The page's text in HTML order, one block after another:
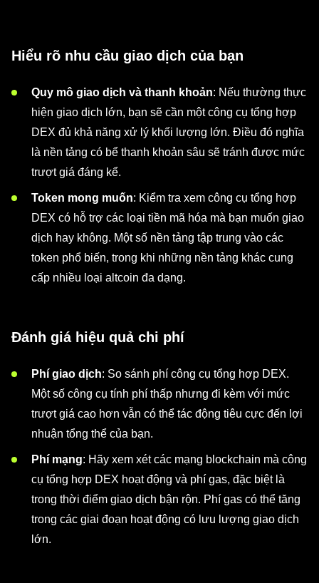
Hiểu rõ nhu cầu giao dịch của bạn
Quy mô giao dịch và thanh khoản: Nếu thường thực
hiện giao dịch lớn, bạn sẽ cần một công cụ tổng hợp
DEX đủ khả năng xử lý khối lượng lớn. Điều đó nghĩa
là nền tảng có bể thanh khoản sâu sẽ tránh được mức
trượt giá đáng kể.
Token mong muốn: Kiểm tra xem công cụ tổng hợp
DEX có hỗ trợ các loại tiền mã hóa mà bạn muốn giao
dịch hay không. Một số nền tảng tập trung vào các
token phổ biến, trong khi những nền tảng khác cung
cấp nhiều loại altcoin đa dạng.
Đánh giá hiệu quả chi phí
Phí giao dịch: So sánh phí công cụ tổng hợp DEX.
Một số công cụ tính phí thấp nhưng đi kèm với mức
trượt giá cao hơn vẫn có thể tác động tiêu cực đến lợi
nhuận tổng thể của bạn.
Phí mạng: Hãy xem xét các mạng blockchain mà công
cụ tổng hợp DEX hoạt động và phí gas, đặc biệt là
trong thời điểm giao dịch bận rộn. Phí gas có thể tăng
trong các giai đoạn hoạt động có lưu lượng giao dịch
lớn.